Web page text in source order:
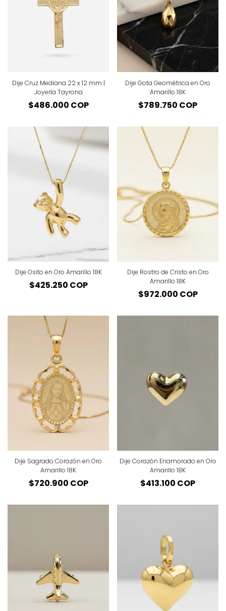
Dije Cruz Mediana 22 x 12 mm |
Joyería Tayrona
Precio
$486.000 COP
Dije Gota Geométrica en Oro
Amarillo 18K
Precio
$789.750 COP
Dije Osito en Oro Amarillo 18K
Precio
$425.250 COP
Dije Rostro de Cristo en Oro
Amarillo 18K
Precio
$972.000 COP
Dije Sagrado Corazón en Oro
Amarillo 18K
Precio
$720.900 COP
Dije Corazón Enamorado en Oro
Amarillo 18K
Precio
$413.100 COP